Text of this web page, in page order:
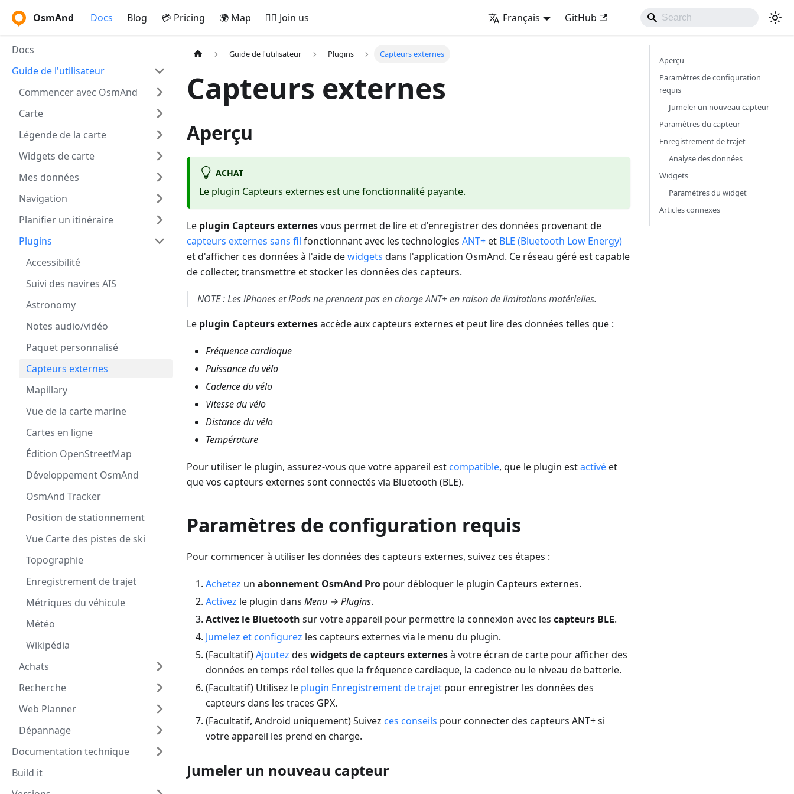
OsmAnd Docs Blog 💳 Pricing 🌍 Map 🚵‍♂️ Join us Français GitHub
Docs
Guide de l'utilisateur
Commencer avec OsmAnd
Carte
Légende de la carte
Widgets de carte
Mes données
Navigation
Planifier un itinéraire
Plugins
Accessibilité
Suivi des navires AIS
Astronomy
Notes audio/vidéo
Paquet personnalisé
Capteurs externes
Mapillary
Vue de la carte marine
Cartes en ligne
Édition OpenStreetMap
Développement OsmAnd
OsmAnd Tracker
Position de stationnement
Vue Carte des pistes de ski
Topographie
Enregistrement de trajet
Métriques du véhicule
Météo
Wikipédia
Achats
Recherche
Web Planner
Dépannage
Documentation technique
Build it
Guide de l'utilisateur Plugins Capteurs externes
Capteurs externes
Aperçu
ACHAT
Le plugin Capteurs externes est unefonctionnalité payante.
Le plugin Capteurs externesvous permet de lire et d'enregistrer des données provenant de
capteurs externes sans fil fonctionnant avec les technologies ANT+et BLE (Bluetooth Low Energy)
et d'afficher ces données à l'aide dewidgets dans l'application OsmAnd. Ce réseau géré est capable
de collecter, transmettre et stocker les données des capteurs.
NOTE : Les iPhones et iPads ne prennent pas en charge ANT+ en raison de limitations matérielles.
Le plugin Capteurs externesaccède aux capteurs externes et peut lire des données telles que :
Fréquence cardiaque
Puissance du vélo
Cadence du vélo
Vitesse du vélo
Distance du vélo
Température
Pour utiliser le plugin, assurez-vous que votre appareil est compatible, que le plugin estactivéet
que vos capteurs externes sont connectés via Bluetooth (BLE).
Paramètres de configuration requis
Pour commencer à utiliser les données des capteurs externes, suivez ces étapes :
Achetez un abonnement OsmAnd Pro pour débloquer le plugin Capteurs externes.
Activez le plugin dans Menu → Plugins.
Activez le Bluetooth sur votre appareil pour permettre la connexion avec les capteurs BLE.
Jumelez et configurez les capteurs externes via le menu du plugin.
(Facultatif)Ajoutez des widgets de capteurs externesà votre écran de carte pour afficher des
données en temps réel telles que la fréquence cardiaque, la cadence ou le niveau de batterie.
(Facultatif) Utilisez le plugin Enregistrement de trajet pour enregistrer les données des
capteurs dans les traces GPX.
(Facultatif, Android uniquement) Suivez ces conseils pour connecter des capteurs ANT+ si
votre appareil les prend en charge.
Jumeler un nouveau capteur
Aperçu
Paramètres de configuration
requis
Jumeler un nouveau capteur
Paramètres du capteur
Enregistrement de trajet
Analyse des données
Widgets
Paramètres du widget
Articles connexes